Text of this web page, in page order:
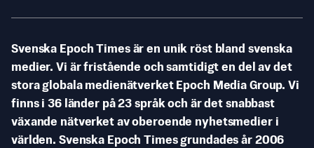
Svenska Epoch Times är en unik röst bland svenska
medier. Vi är fristående och samtidigt en del av det
stora globala medienätverket Epoch Media Group. Vi
finns i 36 länder på 23 språk och är det snabbast
växande nätverket av oberoende nyhetsmedier i
världen. Svenska Epoch Times grundades år 2006